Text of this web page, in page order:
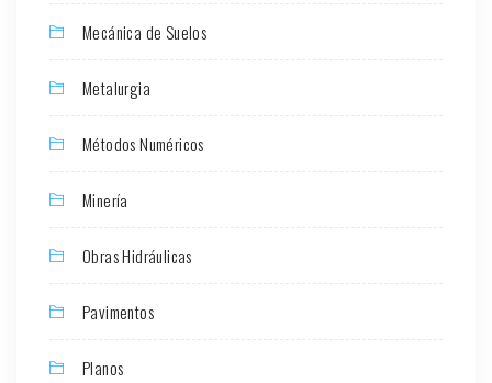
Mecánica de Suelos
Metalurgia
Métodos Numéricos
Minería
Obras Hidráulicas
Pavimentos
Planos